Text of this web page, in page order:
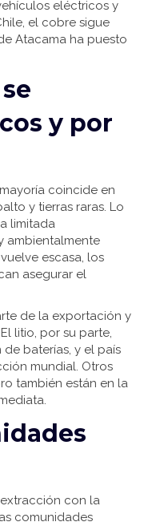
eléctricos y
el cobre sigue
Atacama ha puesto
y por
coincide en
y tierras raras. Lo
limitada
ambientalmente
escasa, los
asegurar el
de la exportación y
litio, por su parte,
baterías, y el país
mundial. Otros
también están en la
con la
comunidades